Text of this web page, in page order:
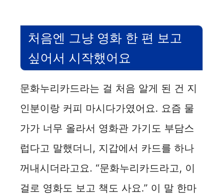
V
i
d
e
o
처음엔 그냥 영화 한 편 보고
싶어서 시작했어요
문화누리카드라는 걸 처음 알게 된 건 지
인분이랑 커피 마시다가였어요. 요즘 물
가가 너무 올라서 영화관 가기도 부담스
럽다고 말했더니, 지갑에서 카드를 하나
꺼내시더라고요. “문화누리카드라고, 이
걸로 영화도 보고 책도 사요.” 이 말 한마